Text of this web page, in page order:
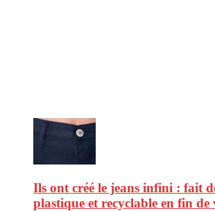
Ils ont créé le jeans infini : fait
plastique et recyclable en fin de